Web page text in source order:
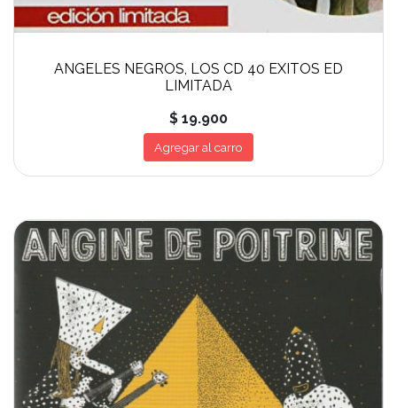
ANGELES NEGROS, LOS CD 40 EXITOS ED
LIMITADA
$ 19.900
Agregar al carro